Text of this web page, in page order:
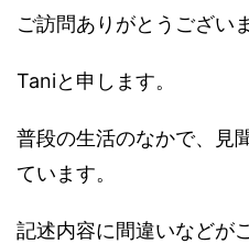
ご訪問ありがとうござい
Taniと申します。
普段の生活のなかで、見
ています。
記述内容に間違いなどが